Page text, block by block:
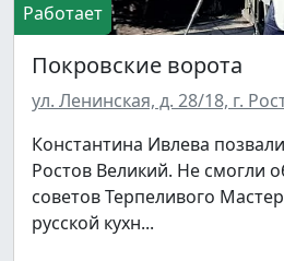
Работает
Покровские ворота
ул. Ленинская, д. 28/18, г.
Константина Ивлева
Ростов Великий. Не смогли
советов Терпеливого
русской кухн...